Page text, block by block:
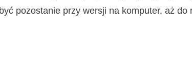
pozostanie przy wersji na komputer, aż do